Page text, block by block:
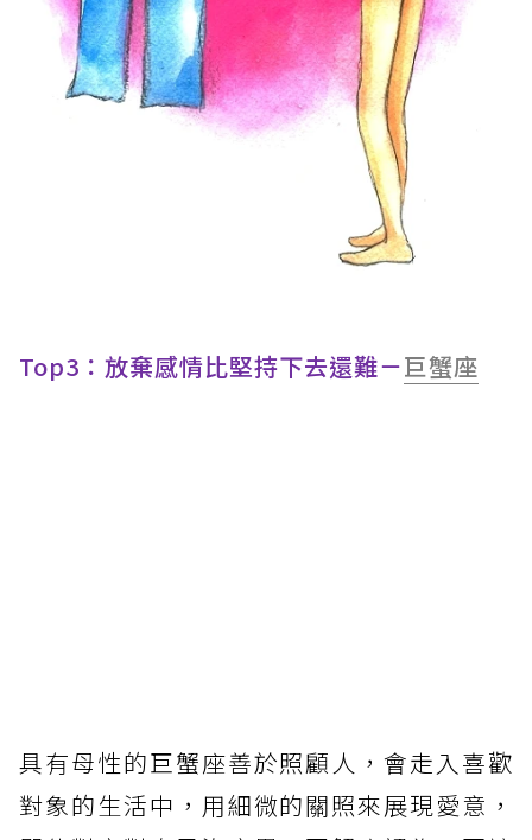
Top3：放棄感情比堅持下去還難－巨蟹座
具有母性的巨蟹座善於照顧人，會走入喜歡
對象的生活中，用細微的關照來展現愛意，